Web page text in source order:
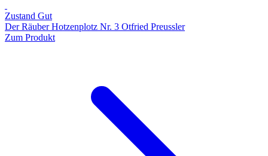
Zustand Gut
Der Räuber Hotzenplotz Nr. 3 Otfried Preussler
Zum Produkt